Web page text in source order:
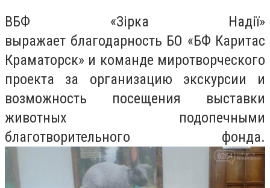
ВБФ «Зірка Надії»
выражает благодарность БО «БФ Каритас
Краматорск» и команде миротворческого
проекта за организацию экскурсии и
возможность посещения выставки
животных подопечными
благотворительного фонда.